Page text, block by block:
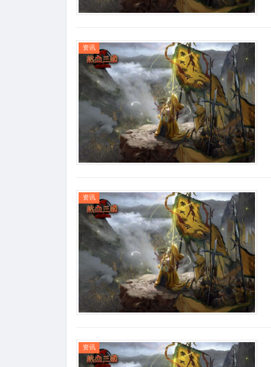
资讯
资讯
资讯